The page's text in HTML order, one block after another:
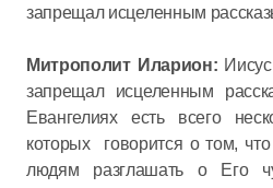
запрещал исцеленным
Митрополит Иларион:
запрещал исцеленным
Евангелиях есть всего
которых говорится о том,
людям разглашать о Его